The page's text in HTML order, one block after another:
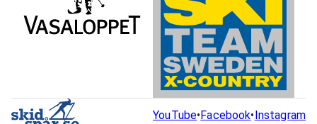
YouTube•Facebook•Instagram